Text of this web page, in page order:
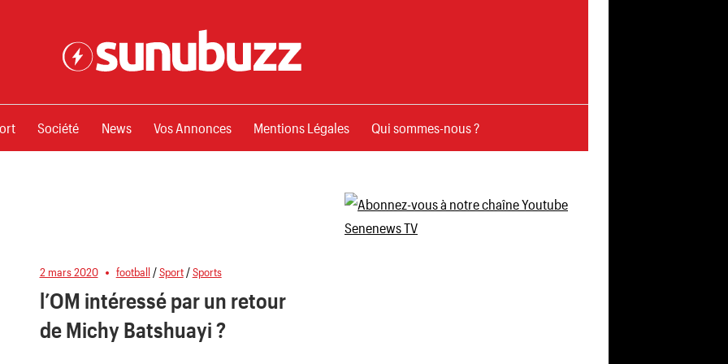
Société News Vos Annonces Mentions Légales Qui sommes-nous ?
2 mars 2020 football/Sport/Sports
l’OM intéressé par un retour
de Michy Batshuayi ?